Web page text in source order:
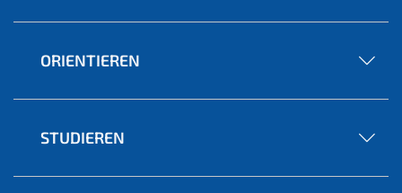
ORIENTIEREN
STUDIEREN